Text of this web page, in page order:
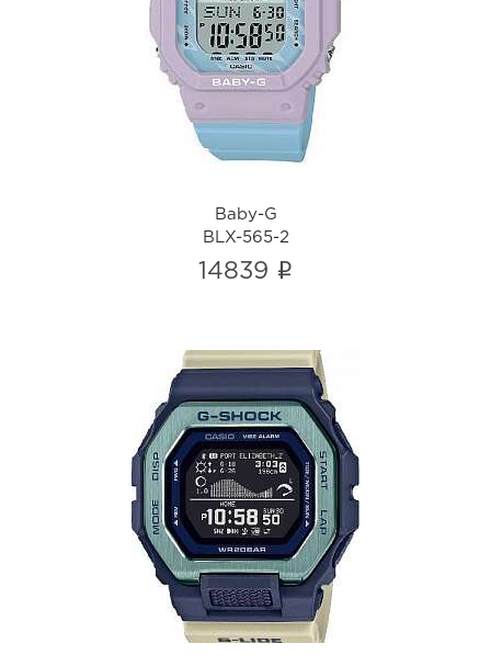
Baby-G
BLX-565-2
i
Baby-G
BLX-565-2
14839 i
G-shock
GBX-100TT-2
i